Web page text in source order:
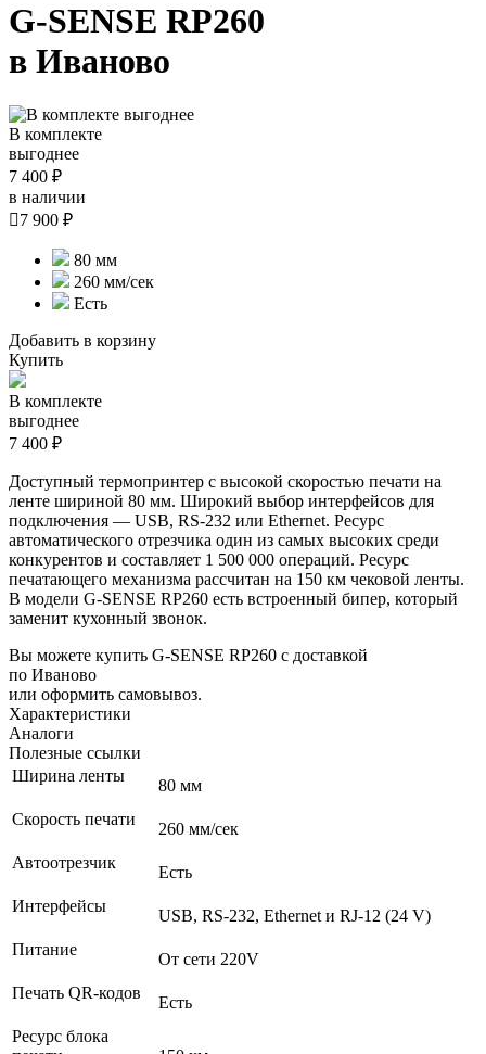
G-SENSE RP260
в Иваново
В комплекте
выгоднее
7 400 ₽
в наличии
7 900 ₽
80 мм
260 мм/сек
Есть
Добавить в корзину
Купить
В комплекте
выгоднее
7 400 ₽
Доступный термопринтер с высокой скоростью печати на
ленте шириной 80 мм. Широкий выбор интерфейсов для
подключения — USB, RS-232 или Ethernet. Ресурс
автоматического отрезчика один из самых высоких среди
конкурентов и составляет 1 500 000 операций. Ресурс
печатающего механизма рассчитан на 150 км чековой ленты.
В модели G-SENSE RP260 есть встроенный бипер, который
заменит кухонный звонок.
Вы можете купить G-SENSE RP260 с доставкой
по Иваново
или оформить самовывоз.
Характеристики
Аналоги
Полезные ссылки
Ширина ленты
80 мм
Скорость печати
260 мм/сек
Автоотрезчик
Есть
Интерфейсы
USB, RS-232, Ethernet и RJ-12 (24 V)
Питание
От сети 220V
Печать QR-кодов
Есть
Ресурс блока